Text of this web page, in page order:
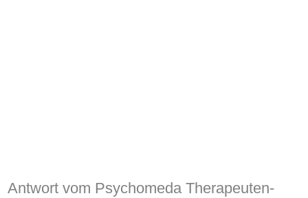
Antwort vom Psychomeda Therapeuten-